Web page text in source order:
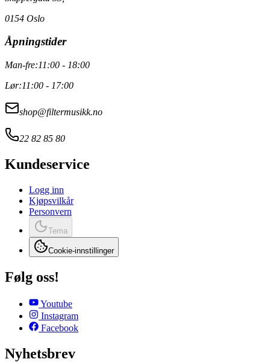
0154 Oslo
Åpningstider
Man-fre:11:00 - 18:00
Lør:11:00 - 17:00
shop@filtermusikk.no
22 82 85 80
Kundeservice
Logg inn
Kjøpsvilkår
Personvern
Tema
Cookie-innstillinger
Følg oss!
Youtube
Instagram
Facebook
Nyhetsbrev